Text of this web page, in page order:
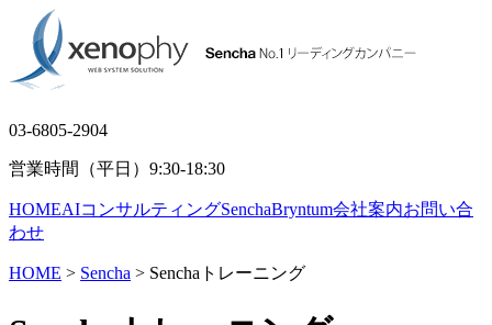
03-6805-2904
営業時間（平日）9:30-18:30
HOMEAIコンサルティングSenchaBryntum会社案内お問い合
わせ
HOME > Sencha > Senchaトレーニング